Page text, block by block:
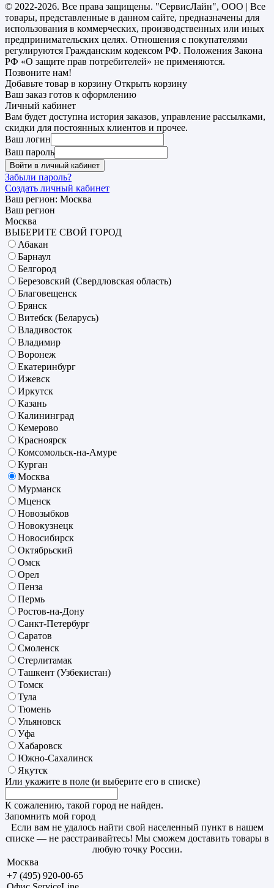
© 2022-2026. Все права защищены. "СервисЛайн", ООО | Все
товары, представленные в данном сайте, предназначены для
использования в коммерческих, производственных или иных
предпринимательских целях. Отношения с покупателями
регулируются Гражданским кодексом РФ. Положения Закона
РФ «О защите прав потребителей» не применяются.
Позвоните нам!
Добавьте товар в корзину Открыть корзину
Ваш заказ готов к оформлению
Личный кабинет
Вам будет доступна история заказов, управление рассылками,
скидки для постоянных клиентов и прочее.
Ваш логин
Ваш пароль
Войти в личный кабинет
Забыли пароль?
Создать личный кабинет
Ваш регион: Москва
Ваш регион
Москва
ВЫБЕРИТЕ СВОЙ ГОРОД
Абакан
Барнаул
Белгород
Березовский (Свердловская область)
Благовещенск
Брянск
Витебск (Беларусь)
Владивосток
Владимир
Воронеж
Екатеринбург
Ижевск
Иркутск
Казань
Калининград
Кемерово
Красноярск
Комсомольск-на-Амуре
Курган
Москва
Мурманск
Мценск
Новозыбков
Новокузнецк
Новосибирск
Октябрьский
Омск
Орел
Пенза
Пермь
Ростов-на-Дону
Санкт-Петербург
Саратов
Смоленск
Стерлитамак
Ташкент (Узбекистан)
Томск
Тула
Тюмень
Ульяновск
Уфа
Хабаровск
Южно-Сахалинск
Якутск
Или укажите в поле (и выберите его в списке)
К сожалению, такой город не найден.
Запомнить мой город
Если вам не удалось найти свой населенный пункт в нашем
списке — не расстраивайтесь! Мы сможем доставить товары в
любую точку России.
Москва
+7 (495) 920-00-65